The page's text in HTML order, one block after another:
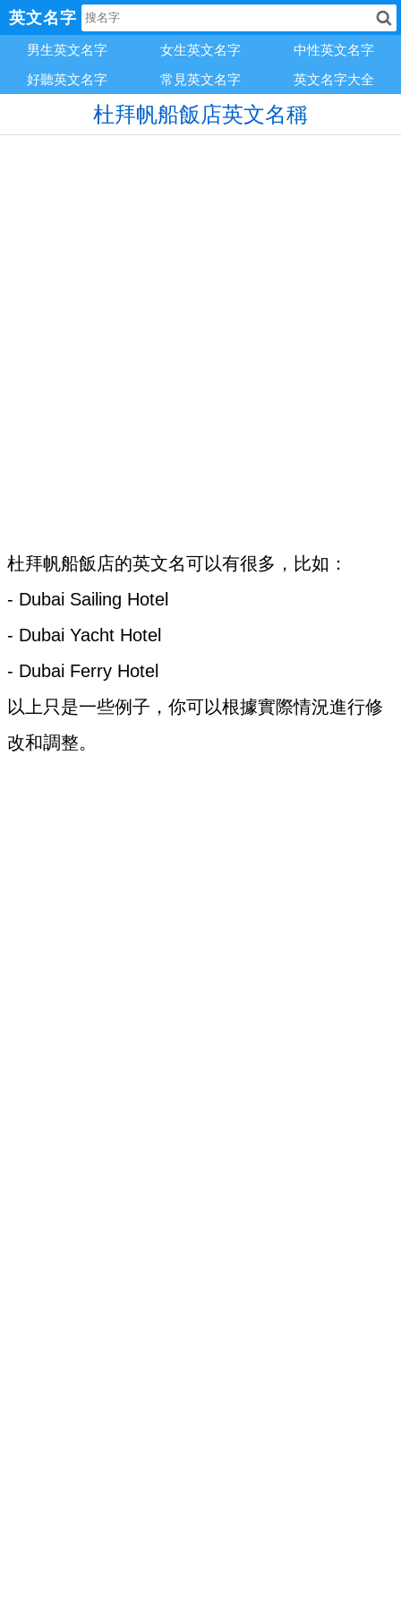
英文名字
男生英文名字 女生英文名字
中性英文名字
好聽英文名字
常見英文名字 英文名字大全
杜拜帆船飯店英文名稱
杜拜帆船飯店的英文名可以有很多，比如：
- Dubai Sailing Hotel
- Dubai Yacht Hotel
- Dubai Ferry Hotel
以上只是一些例子，你可以根據實際情況進行修
改和調整。